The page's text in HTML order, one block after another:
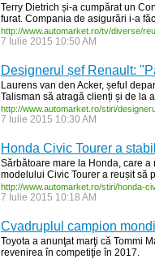
Terry Dietrich și-a cumpărat un
furat. Compania de asigurări i-a
http://www.automarket.ro/tv/diverse/
7 Iulie 2015 10:50 AM
Designerul șef Renault:
Laurens van den Acker, șeful
Talisman să atragă clienți și de la
http://www.automarket.ro/stiri/
7 Iulie 2015 10:30 AM
Honda Civic Tourer a
Sărbătoare mare la Honda, care
modelului Civic Tourer a reușit să
http://www.automarket.ro/stiri/honda-
7 Iulie 2015 10:18 AM
Cvadruplul campion
Toyota a anunţat marţi că Tommi
revenirea în competiţie în 2017.